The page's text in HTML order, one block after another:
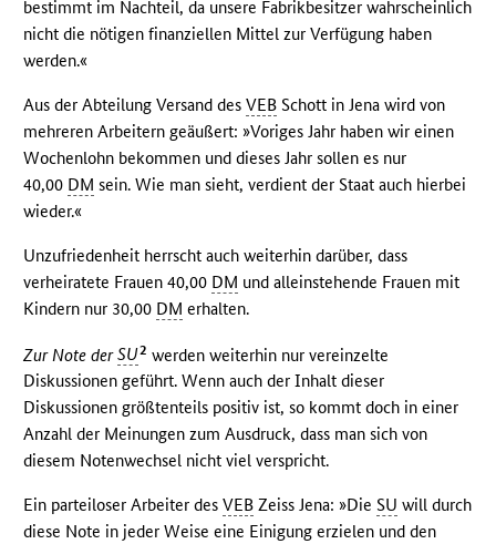
bestimmt im Nachteil, da unsere Fabrikbesitzer wahrscheinlich
nicht die nötigen finanziellen Mittel zur Verfügung haben
werden.«
Aus der Abteilung Versand desVEB Schott in Jena wird von
mehreren Arbeitern geäußert: »Voriges Jahr haben wir einen
Wochenlohn bekommen und dieses Jahr sollen es nur
40,00 DM sein. Wie man sieht, verdient der Staat auch hierbei
wieder.«
Unzufriedenheit herrscht auch weiterhin darüber, dass
verheiratete Frauen 40,00 DM und alleinstehende Frauen mit
Kindern nur 30,00 DM erhalten.
Zur Note derSU2 werden weiterhin nur vereinzelte
Diskussionen geführt. Wenn auch der Inhalt dieser
Diskussionen größtenteils positiv ist, so kommt doch in einer
Anzahl der Meinungen zum Ausdruck, dass man sich von
diesem Notenwechsel nicht viel verspricht.
Ein parteiloser Arbeiter desVEB Zeiss Jena: »DieSU will durch
diese Note in jeder Weise eine Einigung erzielen und den